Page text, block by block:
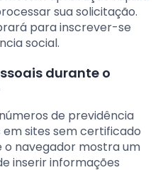
sua solicitação.
para inscrever-se
social.
durante o
de previdência
sites sem certificado
o navegador mostra um
inserir informações